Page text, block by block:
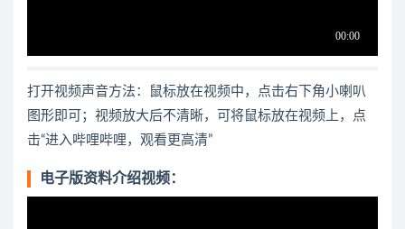
打开视频声音方法：鼠标放在视频中，点击右下角小喇叭
图形即可；视频放大后不清晰，可将鼠标放在视频上，点
击“进入哔哩哔哩，观看更高清”
电子版资料介绍视频：